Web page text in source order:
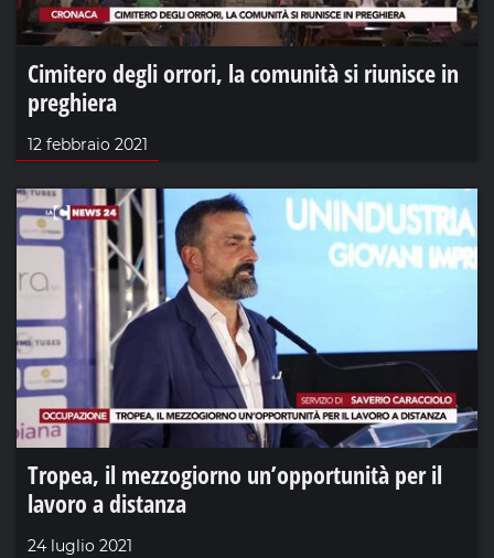
Cimitero degli orrori, la comunità si riunisce in
preghiera
12 febbraio 2021
Tropea, il mezzogiorno un’opportunità per il
lavoro a distanza
24 luglio 2021